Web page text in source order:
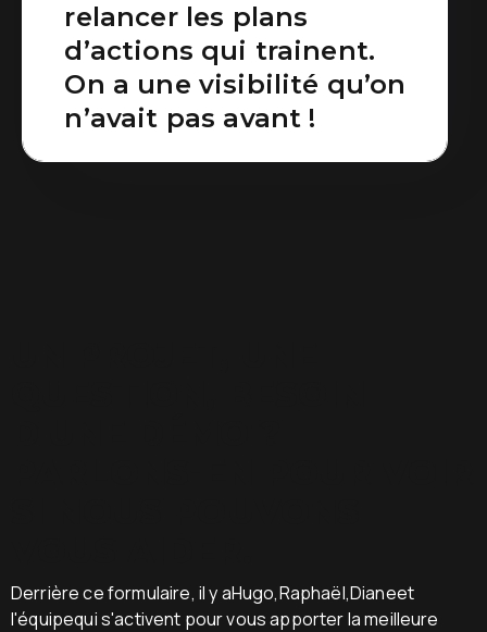
relancer les plans
d’actions qui trainent.
On a une visibilité qu’on
n’avait pas avant !
Derrière ce formulaire, il y aHugo,Raphaël,Dianeet
l'équipequi s'activent pour vous apporter la meilleure